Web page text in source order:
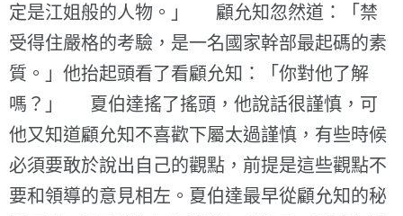
定是江姐般的人物。」 顧允知忽然道：「禁
受得住嚴格的考驗，是一名國家幹部最起碼的素
質。」他抬起頭看了看顧允知：「你對他了解
嗎？」 夏伯達搖了搖頭，他說話很謹慎，可
他又知道顧允知不喜歡下屬太過謹慎，有些時候
必須要敢於說出自己的觀點，前提是這些觀點不
要和領導的意見相左。夏伯達最早從顧允知的秘